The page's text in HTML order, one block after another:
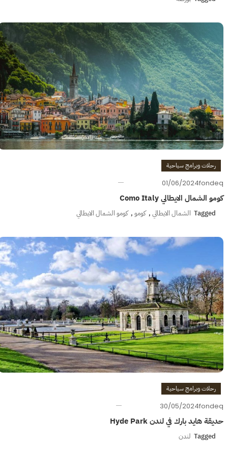
رحلات وبرامج سياحية
01/06/2024fondeq
كومو الشمال الايطالي Como Italy
Tagged الشمال الايطالي , كومو , كومو الشمال الايطالي
رحلات وبرامج سياحية
30/05/2024fondeq
حديقة هايد بارك في لندن Hyde Park
Tagged لندن